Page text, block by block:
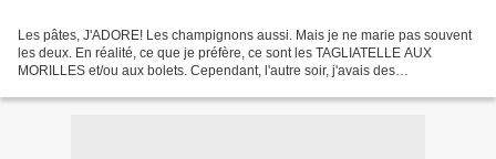
Les pâtes, J'ADORE! Les champignons aussi. Mais je ne marie pas souvent
les deux. En réalité, ce que je préfère, ce sont les TAGLIATELLE AUX
MORILLES et/ou aux bolets. Cependant, l'autre soir, j'avais des